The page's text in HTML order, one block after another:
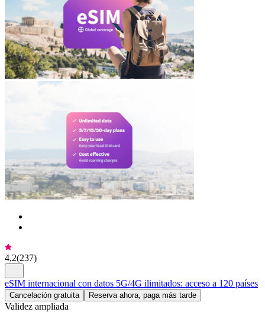
4,2(237)
eSIM internacional con datos 5G/4G ilimitados: acceso a 120 países
Cancelación gratuita Reserva ahora, paga más tarde
Validez ampliada